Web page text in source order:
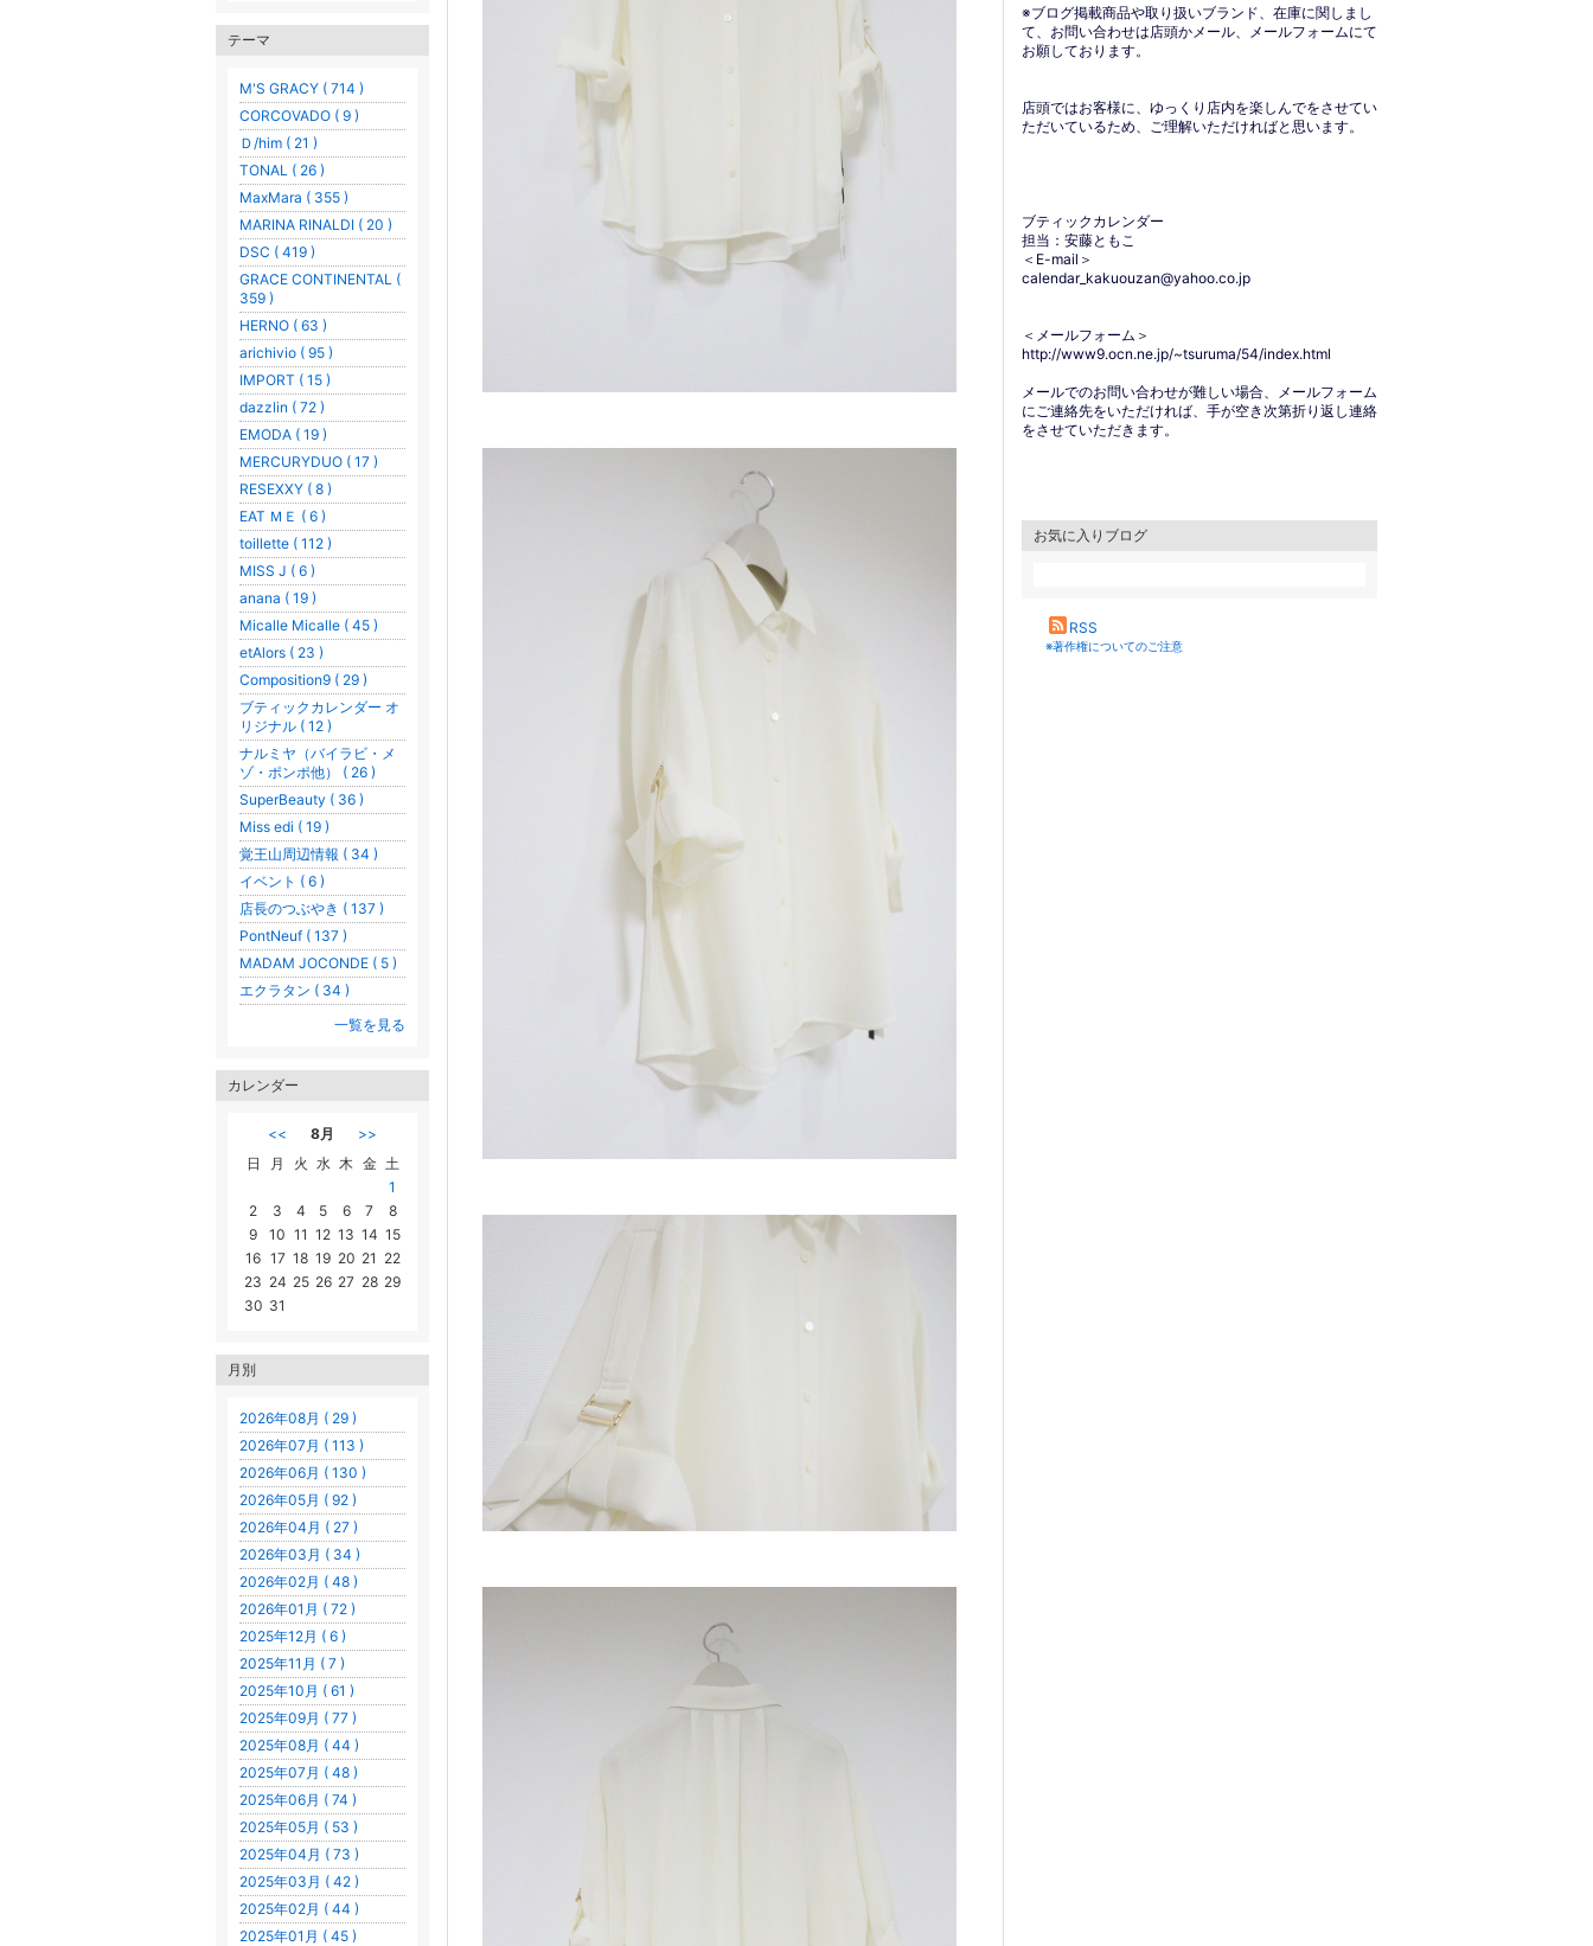
※ブログ掲載商品や取り扱いブランド、在庫に関しまし
て、お問い合わせは店頭かメール、メールフォームにて
お願しております。
店頭ではお客様に、ゆっくり店内を楽しんでをさせてい
ただいているため、ご理解いただければと思います。
ブティックカレンダー
担当：安藤ともこ
＜E-mail＞
calendar_kakuouzan@yahoo.co.jp
＜メールフォーム＞
http://www9.ocn.ne.jp/~tsuruma/54/index.html
メールでのお問い合わせが難しい場合、メールフォーム
にご連絡先をいただければ、手が空き次第折り返し連絡
をさせていただきます。
お気に入りブログ
RSS
※著作権についてのご注意
テーマ
M'S GRACY ( 714 )
CORCOVADO ( 9 )
Ｄ/him ( 21 )
TONAL ( 26 )
MaxMara ( 355 )
MARINA RINALDI ( 20 )
DSC ( 419 )
GRACE CONTINENTAL (
359 )
HERNO ( 63 )
arichivio ( 95 )
IMPORT ( 15 )
dazzlin ( 72 )
EMODA ( 19 )
MERCURYDUO ( 17 )
RESEXXY ( 8 )
EAT ＭＥ ( 6 )
toillette ( 112 )
MISS J ( 6 )
anana ( 19 )
Micalle Micalle ( 45 )
etAlors ( 23 )
Composition9 ( 29 )
ブティックカレンダー オ
リジナル ( 12 )
ナルミヤ（バイラビ・メ
ゾ・ポンポ他） ( 26 )
SuperBeauty ( 36 )
Miss edi ( 19 )
覚王山周辺情報 ( 34 )
イベント ( 6 )
店長のつぶやき ( 137 )
PontNeuf ( 137 )
MADAM JOCONDE ( 5 )
エクラタン ( 34 )
一覧を見る
カレンダー
<< 8月
>>
日
月 火 水 木 金 土
1
2
3 4 5 6 7
8
9
10 11 12 13 14 15
16 17 18 19 20 21 22
23 24 25 26 27 28 29
30 31
月別
2026年08月 ( 29 )
2026年07月 ( 113 )
2026年06月 ( 130 )
2026年05月 ( 92 )
2026年04月 ( 27 )
2026年03月 ( 34 )
2026年02月 ( 48 )
2026年01月 ( 72 )
2025年12月 ( 6 )
2025年11月 ( 7 )
2025年10月 ( 61 )
2025年09月 ( 77 )
2025年08月 ( 44 )
2025年07月 ( 48 )
2025年06月 ( 74 )
2025年05月 ( 53 )
2025年04月 ( 73 )
2025年03月 ( 42 )
2025年02月 ( 44 )
2025年01月 ( 45 )